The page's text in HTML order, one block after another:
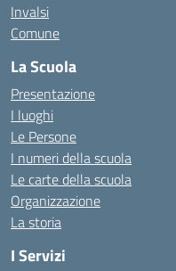
Invalsi
Comune
La Scuola
Presentazione
I luoghi
Le Persone
I numeri della scuola
Le carte della scuola
Organizzazione
La storia
I Servizi